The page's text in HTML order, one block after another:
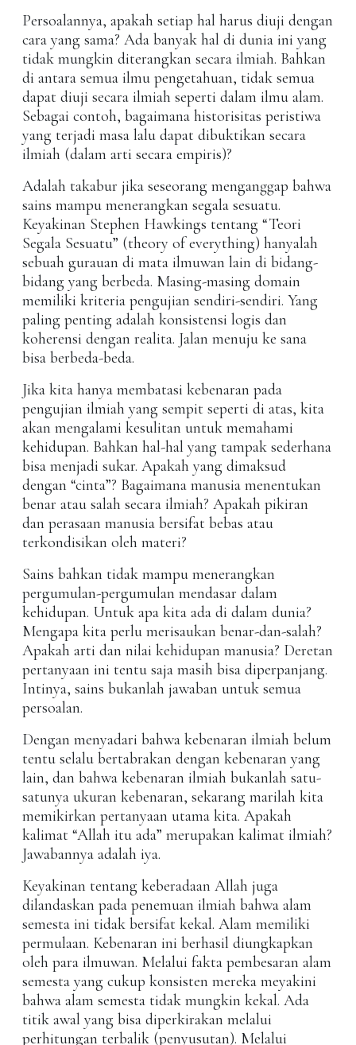
Persoalannya, apakah setiap hal harus diuji dengan
cara yang sama? Ada banyak hal di dunia ini yang
tidak mungkin diterangkan secara ilmiah. Bahkan
di antara semua ilmu pengetahuan, tidak semua
dapat diuji secara ilmiah seperti dalam ilmu alam.
Sebagai contoh, bagaimana historisitas peristiwa
yang terjadi masa lalu dapat dibuktikan secara
ilmiah (dalam arti secara empiris)?
Adalah takabur jika seseorang menganggap bahwa
sains mampu menerangkan segala sesuatu.
Keyakinan Stephen Hawkings tentang “Teori
Segala Sesuatu” (theory of everything) hanyalah
sebuah gurauan di mata ilmuwan lain di bidang-
bidang yang berbeda. Masing-masing domain
memiliki kriteria pengujian sendiri-sendiri. Yang
paling penting adalah konsistensi logis dan
koherensi dengan realita. Jalan menuju ke sana
bisa berbeda-beda.
Jika kita hanya membatasi kebenaran pada
pengujian ilmiah yang sempit seperti di atas, kita
akan mengalami kesulitan untuk memahami
kehidupan. Bahkan hal-hal yang tampak sederhana
bisa menjadi sukar. Apakah yang dimaksud
dengan “cinta”? Bagaimana manusia menentukan
benar atau salah secara ilmiah? Apakah pikiran
dan perasaan manusia bersifat bebas atau
terkondisikan oleh materi?
Sains bahkan tidak mampu menerangkan
pergumulan-pergumulan mendasar dalam
kehidupan. Untuk apa kita ada di dalam dunia?
Mengapa kita perlu merisaukan benar-dan-salah?
Apakah arti dan nilai kehidupan manusia? Deretan
pertanyaan ini tentu saja masih bisa diperpanjang.
Intinya, sains bukanlah jawaban untuk semua
persoalan.
Dengan menyadari bahwa kebenaran ilmiah belum
tentu selalu bertabrakan dengan kebenaran yang
lain, dan bahwa kebenaran ilmiah bukanlah satu-
satunya ukuran kebenaran, sekarang marilah kita
memikirkan pertanyaan utama kita. Apakah
kalimat “Allah itu ada” merupakan kalimat ilmiah?
Jawabannya adalah iya.
Keyakinan tentang keberadaan Allah juga
dilandaskan pada penemuan ilmiah bahwa alam
semesta ini tidak bersifat kekal. Alam memiliki
permulaan. Kebenaran ini berhasil diungkapkan
oleh para ilmuwan. Melalui fakta pembesaran alam
semesta yang cukup konsisten mereka meyakini
bahwa alam semesta tidak mungkin kekal. Ada
titik awal yang bisa diperkirakan melalui
perhitungan terbalik (penyusutan). Melalui